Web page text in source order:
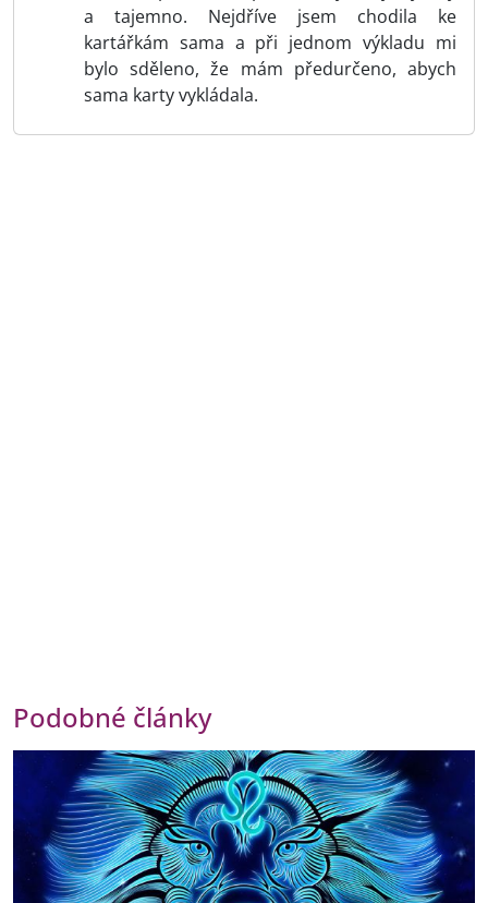
a tajemno. Nejdříve jsem chodila ke
kartářkám sama a při jednom výkladu mi
bylo sděleno, že mám předurčeno, abych
sama karty vykládala.
Podobné články